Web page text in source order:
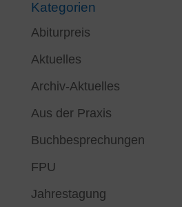
Kategorien
Abiturpreis
Aktuelles
Archiv-Aktuelles
Aus der Praxis
Buchbesprechungen
FPU
Jahrestagung